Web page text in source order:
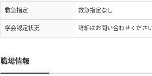
救急指定 救急指定なし
学会認定状況 詳細はお問い合わせくださ
職場情報